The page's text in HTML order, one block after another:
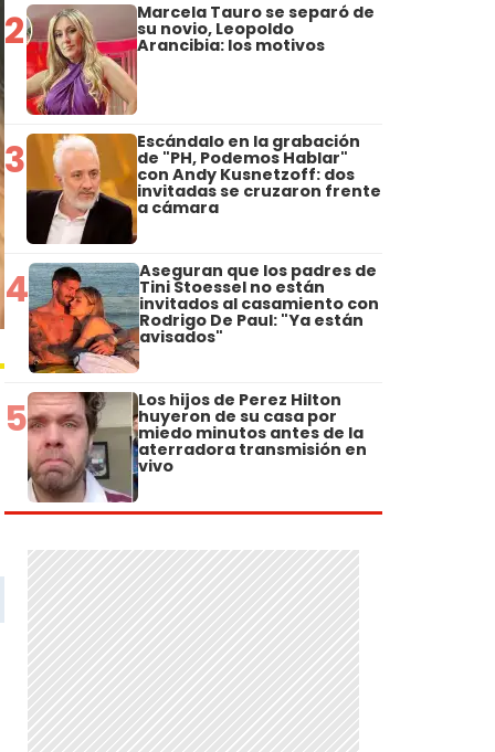
2 Marcela Tauro se separó de
su novio, Leopoldo
Arancibia: los motivos
3 Escándalo en la grabación
de "PH, Podemos Hablar"
con Andy Kusnetzoff: dos
invitadas se cruzaron frente
a cámara
4 Aseguran que los padres de
Tini Stoessel no están
invitados al casamiento con
Rodrigo De Paul: "Ya están
avisados"
5 Los hijos de Perez Hilton
huyeron de su casa por
miedo minutos antes de la
aterradora transmisión en
vivo